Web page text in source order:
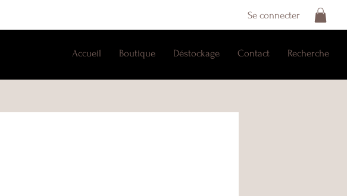
Se connecter
Accueil Boutique Déstockage Contact Recherche